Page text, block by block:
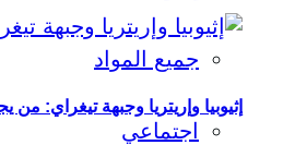
جميع المواد
اجتماعي
إثيوبيا وإريتريا وجبهة تيغراي: